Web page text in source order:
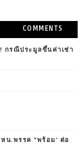
COMMENTS
กรณีประมูลขึ้นค่าเช่า
น.พรรค "พร้อม' ต่อ